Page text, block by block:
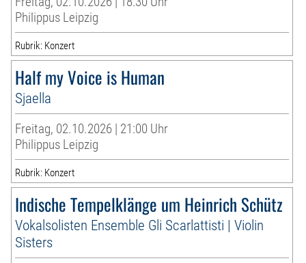
Philippus Leipzig
Rubrik: Konzert
Half my Voice is Human
Sjaella
Freitag, 02.10.2026 | 21:00 Uhr
Philippus Leipzig
Rubrik: Konzert
Indische Tempelklänge um Heinrich Schütz
Vokalsolisten Ensemble Gli Scarlattisti | Violin
Sisters